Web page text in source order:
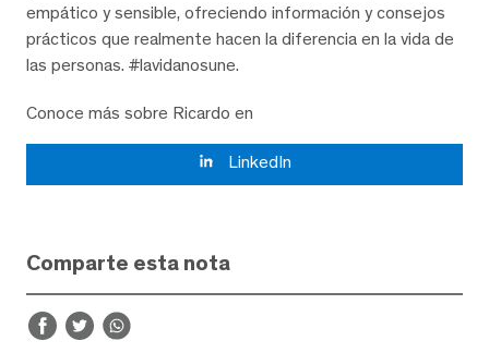
empático y sensible, ofreciendo información y consejos
prácticos que realmente hacen la diferencia en la vida de
las personas. #lavidanosune.
Conoce más sobre Ricardo en
LinkedIn
Comparte esta nota